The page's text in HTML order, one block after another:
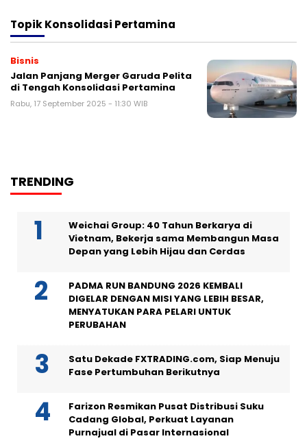
TopikKonsolidasi Pertamina
Bisnis
Jalan Panjang Merger Garuda Pelita
di Tengah Konsolidasi Pertamina
Rabu, 17 September 2025 - 11:30 WIB
TRENDING
Weichai Group: 40 Tahun Berkarya di
Vietnam, Bekerja sama Membangun Masa
Depan yang Lebih Hijau dan Cerdas
PADMA RUN BANDUNG 2026 KEMBALI
DIGELAR DENGAN MISI YANG LEBIH BESAR,
MENYATUKAN PARA PELARI UNTUK
PERUBAHAN
Satu Dekade FXTRADING.com, Siap Menuju
Fase Pertumbuhan Berikutnya
Farizon Resmikan Pusat Distribusi Suku
Cadang Global, Perkuat Layanan
Purnajual di Pasar Internasional